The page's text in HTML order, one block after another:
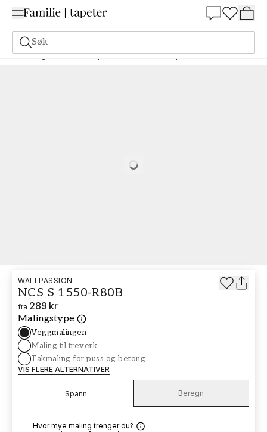
Søk
Maling Bestill basert på NCS Bestill basert på NCS 1550-R80B
Loading…
WALLPASSION
NCS S 1550-R80B
fra 289 kr
Malingstype
Veggmalingen
Maling til treverk
Takmaling for puss og betong
VIS FLERE ALTERNATIVER
Spann Beregn
Hvor mye maling trenger du?